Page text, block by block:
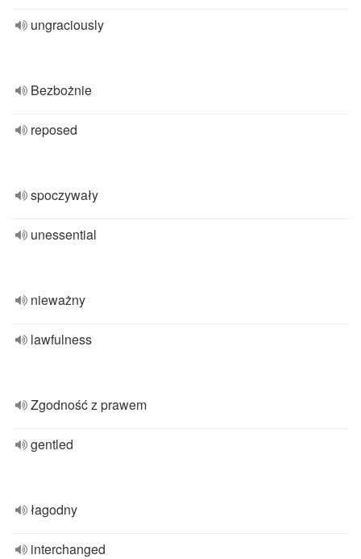
ungraciously
Bezbożnie
reposed
spoczywały
unessential
nieważny
lawfulness
Zgodność z prawem
gentled
łagodny
interchanged